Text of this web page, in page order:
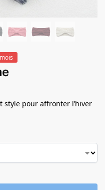
style pour affronter l’hiver